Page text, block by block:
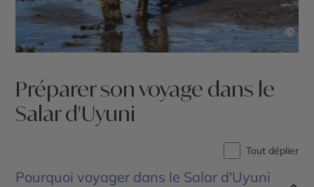
©
Préparer son voyage dans le
Salar d'Uyuni
Tout déplier
Pourquoi voyager dans le Salar d'Uyuni